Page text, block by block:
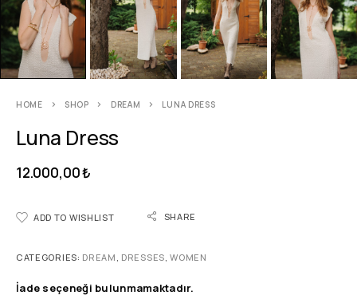
HOME SHOP DREAM LUNA DRESS
Luna Dress
12.000,00₺
ADD TO WISHLIST SHARE
CATEGORIES: DREAM , DRESSES,WOMEN
İade seçeneği bulunmamaktadır.